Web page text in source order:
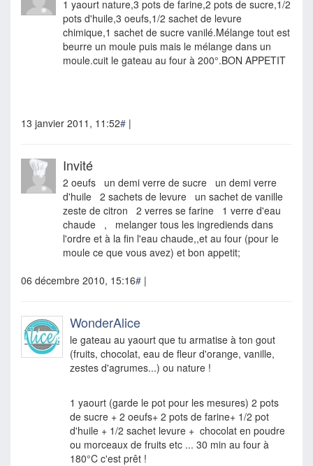
1 yaourt nature,3 pots de farine,2 pots de sucre,1/2
pots d'huile,3 oeufs,1/2 sachet de levure
chimique,1 sachet de sucre vanilé.Mélange tout est
beurre un moule puis mais le mélange dans un
moule.cuit le gateau au four à 200°.BON APPETIT
13 janvier 2011, 11:52# |
Invité
2 oeufs un demi verre de sucre un demi verre
d'huile 2 sachets de levure un sachet de vanille
zeste de citron 2 verres se farine 1 verre d'eau
chaude , melanger tous les ingrediends dans
l'ordre et à la fin l'eau chaude,,et au four (pour le
moule ce que vous avez) et bon appetit;
06 décembre 2010, 15:16# |
WonderAlice
le gateau au yaourt que tu armatise à ton gout
(fruits, chocolat, eau de fleur d'orange, vanille,
zestes d'agrumes...) ou nature !
1 yaourt (garde le pot pour les mesures) 2 pots
de sucre + 2 oeufs+ 2 pots de farine+ 1/2 pot
d'huile + 1/2 sachet levure + chocolat en poudre
ou morceaux de fruits etc ... 30 min au four à
180°C c'est prêt !